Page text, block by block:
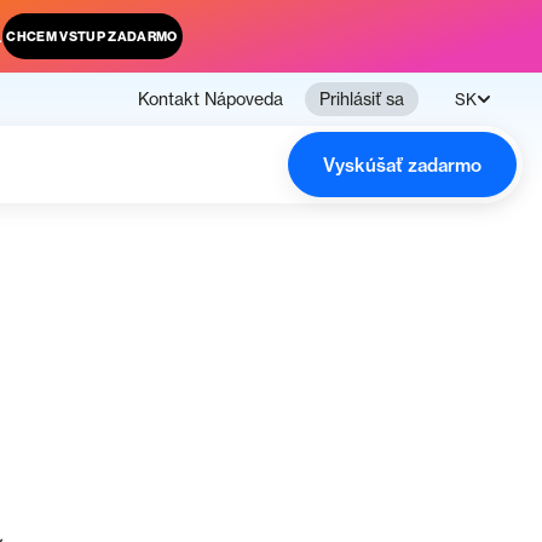
CHCEM VSTUP ZADARMO
Kontakt Nápoveda Prihlásiť sa SK
Vyskúšať zadarmo